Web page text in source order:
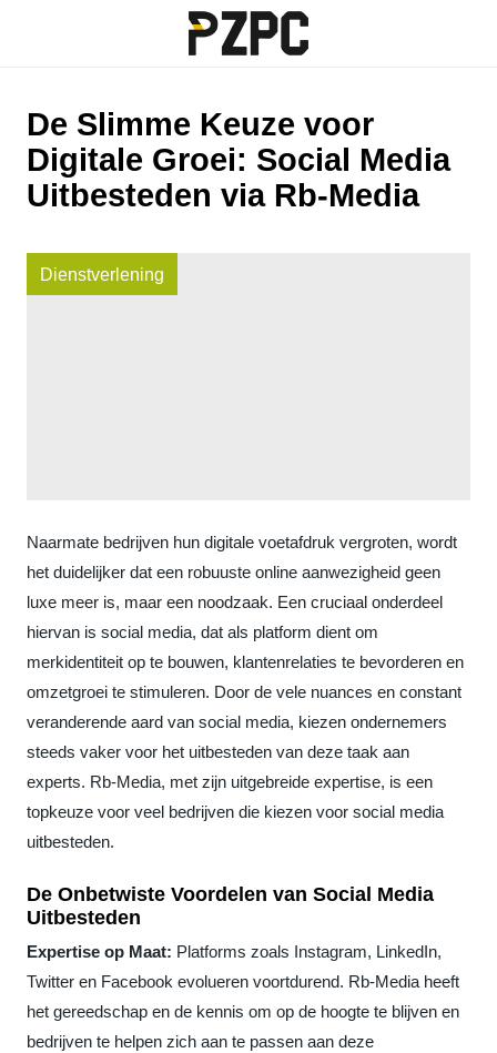
De Slimme Keuze voor
Digitale Groei: Social Media
Uitbesteden via Rb-Media
Dienstverlening
Naarmate bedrijven hun digitale voetafdruk vergroten, wordt
het duidelijker dat een robuuste online aanwezigheid geen
luxe meer is, maar een noodzaak. Een cruciaal onderdeel
hiervan is social media, dat als platform dient om
merkidentiteit op te bouwen, klantenrelaties te bevorderen en
omzetgroei te stimuleren. Door de vele nuances en constant
veranderende aard van social media, kiezen ondernemers
steeds vaker voor het uitbesteden van deze taak aan
experts. Rb-Media, met zijn uitgebreide expertise, is een
topkeuze voor veel bedrijven die kiezen voor social media
uitbesteden.
De Onbetwiste Voordelen van Social Media
Uitbesteden
Expertise op Maat: Platforms zoals Instagram, LinkedIn,
Twitter en Facebook evolueren voortdurend. Rb-Media heeft
het gereedschap en de kennis om op de hoogte te blijven en
bedrijven te helpen zich aan te passen aan deze